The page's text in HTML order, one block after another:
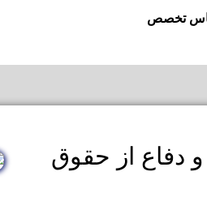
تخصص
دفاع از حقوق